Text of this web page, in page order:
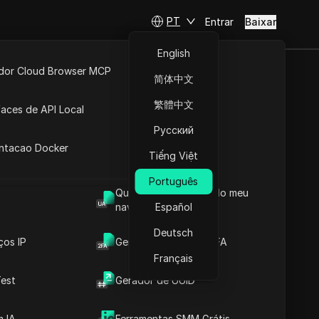
Qual é o User Agent do meu
navegador
IP Gerador de Código 2FA
Gerador de UUID
Cloud Browser MCP
de API Local
Docker
PT
English
简体中文
繁體中文
Русский
Tiếng Việt
Português
Español
Deutsch
Français
Entrar Baixar
São